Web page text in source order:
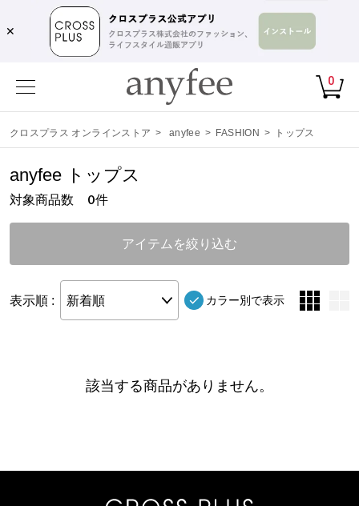
✕
0
クロスプラス オンラインストア > anyfee > FASHION > トップス
対象商品数 0件
anyfee トップス
アイテムを絞り込む
表示順 : 新着順 カラー別で表示
該当する商品がありません。